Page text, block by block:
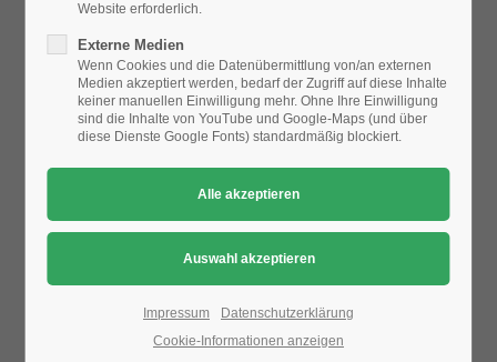
24h/ 365days
We offer support for our customers
Mon - Fri 8:00am - 5:00pm(GMT +1)
Get in touch
376-293 City Road, Suite 600
San Francisco, CA 94102
nicht angezeigt.
Bitte ändern Sie dieDatenschutz-Einstellungen, indem Sie
auch "externe Medien" zulassen.
Website erforderlich.
Externe Medien
Wenn Cookies und die Datenübermittlung von/an externen
Medien akzeptiert werden, bedarf der Zugriff auf diese Inhalte
keiner manuellen Einwilligung mehr. Ohne Ihre Einwilligung
sind die Inhalte von YouTube und Google-Maps (und über
diese Dienste Google Fonts) standardmäßig blockiert.
Impressum
Datenschutzerklärung
Cookie-Informationen anzeigen